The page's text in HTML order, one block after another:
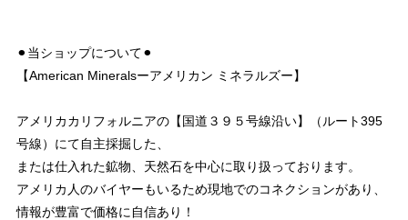
⚫︎当ショップについて⚫︎
【American Mineralsーアメリカン ミネラルズー】
アメリカカリフォルニアの【国道３９５号線沿い】（ルート395
号線）にて自主採掘した、
または仕入れた鉱物、天然石を中心に取り扱っております。
アメリカ人のバイヤーもいるため現地でのコネクションがあり、
情報が豊富で価格に自信あり！